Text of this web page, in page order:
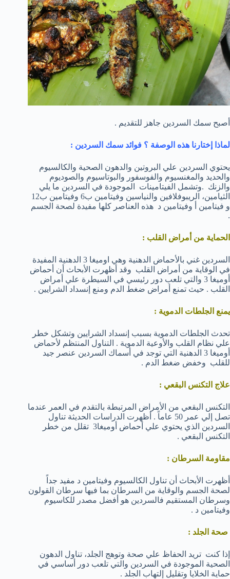
أصبح سمك السردين جاهز للتقديم .
لماذا إختارنا هذه الوصفة ؟ فوائد سمك السردين :
يحتوي السردين علي البروتين والدهون الصحية والكالسيوم
والحديد والمغنسيوم والفوسفور والبوتاسيوم والصوديوم
والزنك .وتشمل الفيتامينات الموجودة في السردين ما يلي
الثيامين، الريبوفلافين والنياسين وفيتامين ب6 وفيتامين ب12
و فيتامين أ وفيتامين د هذه العناصر كلها مفيدة لصحة الجسم
.
الحماية من أمراض القلب :
السردين غني بالأحماض الدهنية وهي اوميغا 3 الدهنية المفيدة
في الوقاية من أمراض القلب وقد أظهرت الأبحاث أن أحماض
أوميغا 3 والتي تلعب دور رئيسي في السيطرة علي أمراض
القلب . حيث تمنع أمراض ضغط الدم ومنع إنسداد الشرايين .
يمنع الجلطات الدموية :
تحدث الجلطات الدموية بسبب إنسداد الشرايين وتشكل خطر
علي نظام القلب والأوعية الدموية . التناول المنتظم لأحماض
أوميغا 3 الدهنية التي توجد في أسماك السردين عنصر جيد
للقلب وخفض ضغط الدم .
علاج التكنس البقعي :
التكنس البقعي من الأمراض المرتبطة بالتقدم في العمر عندما
تصل إلي عمر 50 عاماً . أظهرت الدراسات الحديثة تناول
السردين الذي يحتوي علي أحماض أوميغا3 تقلل من خطر
التكنس البقعي .
مقاومة السرطان :
أظهرت الأبحاث أن تناول الكالسيوم وفيتامين د مفيد جداً
لصحة الجسم والوقاية من السرطان بما فيها سرطان القولون
وسرطان المستقيم فالسردين هو أفضل مصدر للكاسيوم
وفيتامين د .
صحة الجلد :
إذا كنت تريد الحفاظ علي صحة وتوهج الجلد، تناول الدهون
الصحية الموجودة في السردين والتي تلعب دور أساسي في
حماية الخلايا وتقليل إلتهاب الجلد .